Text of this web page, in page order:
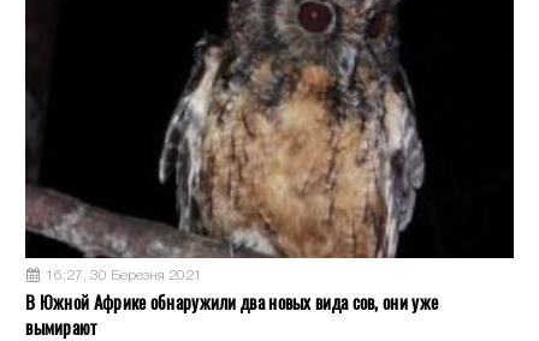
16:27, 30 Березня 2021
В Южной Африке обнаружили два новых вида сов, они уже
вымирают